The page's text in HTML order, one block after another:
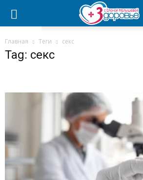
Главная Теги секс
Tag: секс